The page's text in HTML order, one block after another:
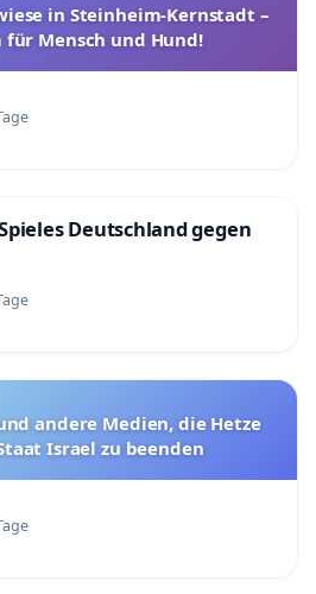
in Steinheim-Kernstadt –
für Mensch und Hund!
Deutschland gegen
andere Medien, die Hetze
Israel zu beenden